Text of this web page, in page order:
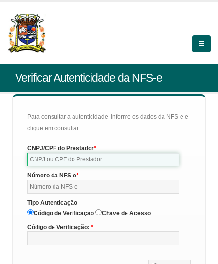
Verificar Autenticidade da NFS-e
Para consultar a autenticidade, informe os dados da NFS-e e
clique em consultar.
CNPJ/CPF do Prestador
Número da NFS-e
Tipo Autenticação
Código de Verificação
Chave de Acesso
Código de Verificação: